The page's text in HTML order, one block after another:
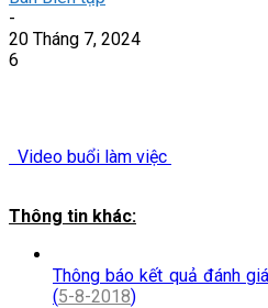
-
20 Tháng 7, 2024
6
Video buổi làm việc
Thông tin khác:
Thông báo kết quả đánh
(5-8-2018)